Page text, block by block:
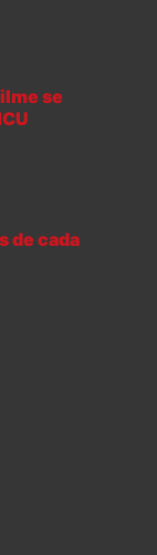
se
de cada